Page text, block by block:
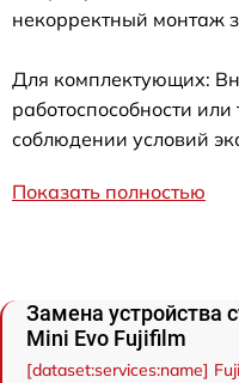
некорректный монтаж
Для комплектующих:
работоспособности
соблюдении условий
Показать полностью
Замена устройства
Mini Evo Fujifilm
[dataset:services:name]